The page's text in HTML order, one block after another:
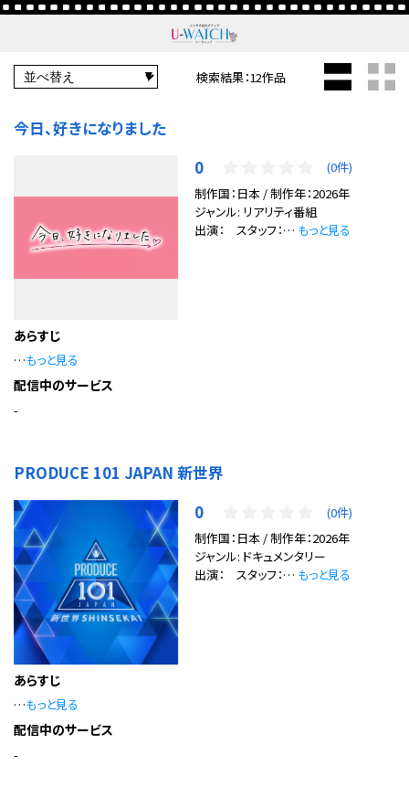
検索結果：12作品
今日、好きになりました
0
(0件)
制作国：日本 / 制作年：2026年
ジャンル: リアリティ番組
出演： スタッフ：… もっと見る
あらすじ
…もっと見る
配信中のサービス
-
PRODUCE 101 JAPAN 新世界
0
(0件)
制作国：日本 / 制作年：2026年
ジャンル: ドキュメンタリー
出演： スタッフ：… もっと見る
あらすじ
…もっと見る
配信中のサービス
-